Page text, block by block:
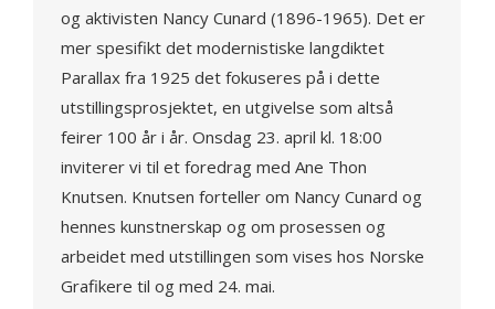
og aktivisten Nancy Cunard (1896-1965). Det er
mer spesifikt det modernistiske langdiktet
Parallax fra 1925 det fokuseres på i dette
utstillingsprosjektet, en utgivelse som altså
feirer 100 år i år. Onsdag 23. april kl. 18:00
inviterer vi til et foredrag med Ane Thon
Knutsen. Knutsen forteller om Nancy Cunard og
hennes kunstnerskap og om prosessen og
arbeidet med utstillingen som vises hos Norske
Grafikere til og med 24. mai.